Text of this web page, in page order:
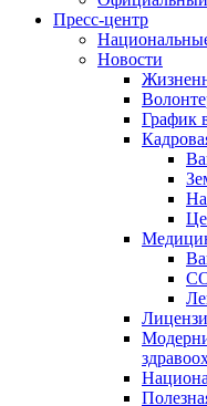
Пресс-центр
Новости
График